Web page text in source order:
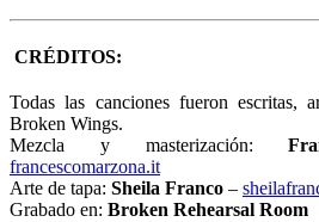
CRÉDITOS:
Todas las canciones fueron escritas,
Broken Wings.
Mezcla y masterización:
francescomarzona.it
Arte de tapa: Sheila Franco –
Grabado en: Broken Rehearsal Room